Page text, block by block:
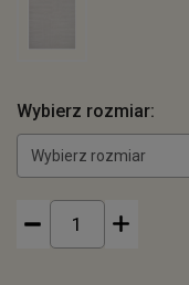
Wybierz rozmiar:
Wybierz rozmiar